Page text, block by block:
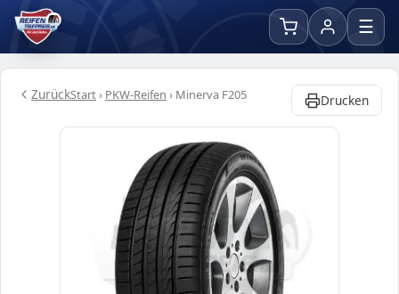
☰
ZurückStart› PKW-Reifen › Minerva F205 Drucken